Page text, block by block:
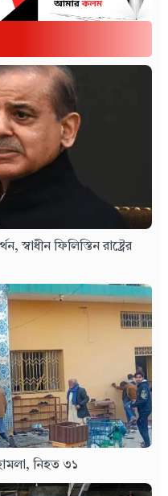
স্বাধীন ফিলিস্তিন রাষ্ট্রের
নিহত ৩১